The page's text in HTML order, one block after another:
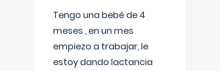
Tengo una bebé de 4
meses , en un mes
empiezo a trabajar, le
estoy dando lactancia